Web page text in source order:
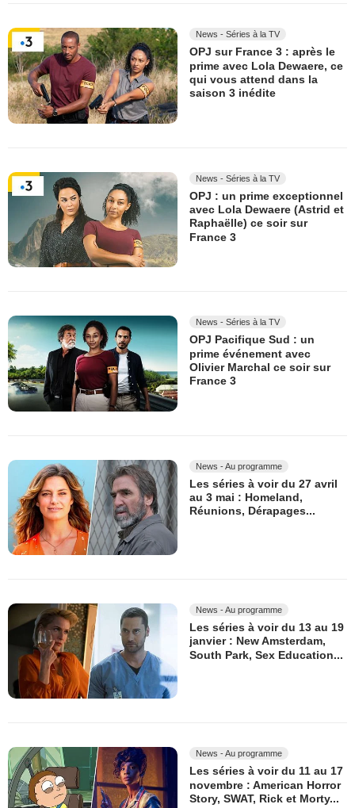
News - Séries à la TV
OPJ sur France 3 : après le
prime avec Lola Dewaere, ce
qui vous attend dans la
saison 3 inédite
News - Séries à la TV
OPJ : un prime exceptionnel
avec Lola Dewaere (Astrid et
Raphaëlle) ce soir sur
France 3
News - Séries à la TV
OPJ Pacifique Sud : un
prime événement avec
Olivier Marchal ce soir sur
France 3
News - Au programme
Les séries à voir du 27 avril
au 3 mai : Homeland,
Réunions, Dérapages...
News - Au programme
Les séries à voir du 13 au 19
janvier : New Amsterdam,
South Park, Sex Education...
News - Au programme
Les séries à voir du 11 au 17
novembre : American Horror
Story, SWAT, Rick et Morty...